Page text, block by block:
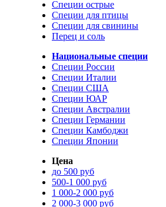
Специи острые
Специи для птицы
Специи для свинины
Перец и соль
Национальные специи
Специи России
Специи Италии
Специи США
Специи ЮАР
Специи Австралии
Специи Германии
Специи Камбоджи
Специи Японии
Цена
до 500 руб
500-1 000 руб
1 000-2 000 руб
2 000-3 000 руб